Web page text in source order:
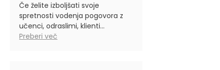
Če želite izboljšati svoje
spretnosti vodenja pogovora z
učenci, odraslimi, klienti...
Preberi več